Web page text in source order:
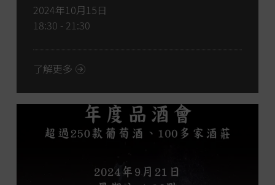
2024年10月15日
18:30 - 21:30
了解更多